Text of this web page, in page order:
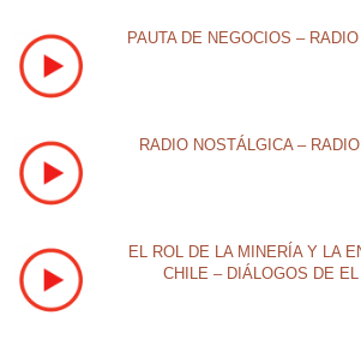
PAUTA DE NEGOCIOS –
RADIO NOSTÁLGICA –
EL ROL DE LA MINERÍA Y LA
CHILE – DIÁLOGOS DE